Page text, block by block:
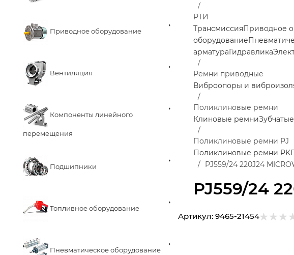
Приводное оборудование
Вентиляция
Компоненты линейного
перемещения
Подшипники
Топливное оборудование
Пневматическое оборудование
PJ559/24
РТИ
ТрансмиссияПриводное
оборудование
арматураГидравлика
Ремни приводные
Виброопоры и
Поликлиновые ремни
Клиновые ремни
Поликлиновые ремни PJ
Поликлиновые ремни PK
PJ559/24 220J24
Артикул: 9465-21454